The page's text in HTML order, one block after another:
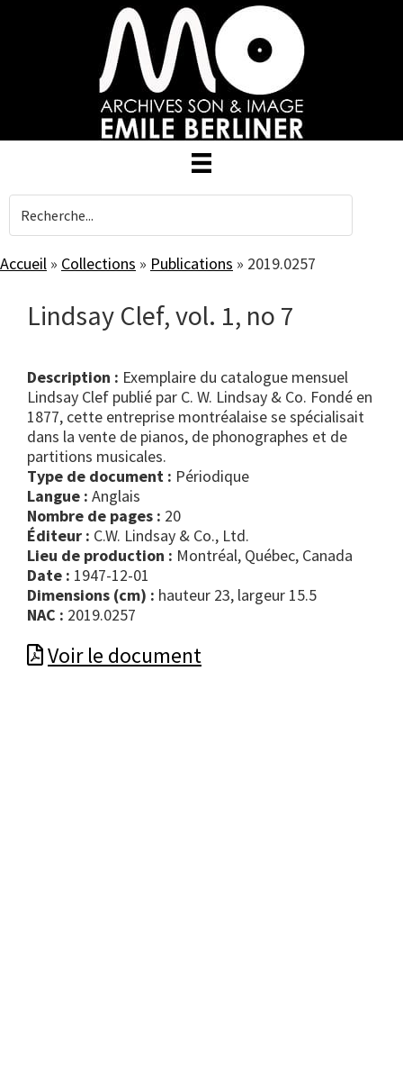
Accueil » Collections » Publications » 2019.0257
Lindsay Clef, vol. 1, no 7
Description : Exemplaire du catalogue mensuel
Lindsay Clef publié par C. W. Lindsay & Co. Fondé en
1877, cette entreprise montréalaise se spécialisait
dans la vente de pianos, de phonographes et de
partitions musicales.
Type de document :
périodique
Langue : Anglais
Nombre de pages : 20
Éditeur : C.W. Lindsay & Co., Ltd.
Lieu de production : Montréal, Québec, Canada
Date : 1947-12-01
Dimensions (cm) : hauteur 23, largeur 15.5
NAC : 2019.0257
Voir le document